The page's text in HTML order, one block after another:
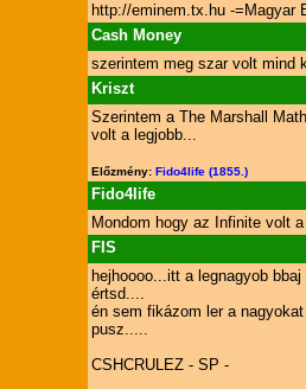
http://eminem.tx.hu -=Magyar
Cash Money
szerintem meg szar volt mind
Kriszt
Szerintem a The Marshall
volt a legjobb...
Előzmény: Fido4life (1855.)
Fido4life
Mondom hogy az Infinite volt
FIS
hejhoooo...itt a legnagyob
értsd....
én sem fikázom ler a
pusz.....
CSHCRULEZ - SP -